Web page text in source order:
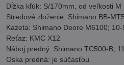
Dĺžka kľúk: S/170mm, od veľkosti M
Stredové zloženie: Shimano BB-
Kazeta: Shimano Deore M6100;
Reťaz: KMC X12
Náboj predný: Shimano TC500-B;
Oska predná: je súčasťou